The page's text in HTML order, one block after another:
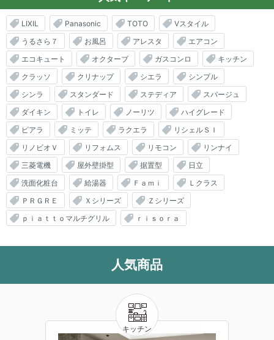
LIXIL Panasonic TOTO
Vスタイル
うるさら７
お風呂 アレスタ
エアコン
エコキュート
オクターブ ガスコンロ
キッチン
クラッソ
クリナップ シエラ
シンプル
シンラ
スタンダード ステディア
スパージュ
ダイキン
トイレ ノーリツ
ハイグレード
ピアラ
ミッテ ラクエラ
リシェルＳＩ
リノビオＶ
リフォムス リモコン
リンナイ
三菱電機
屋外壁掛型 据置型
日立
洗面化粧台
給湯器 Ｆａｍｉ
Ｌクラス
ＰＲＧＲＥ
Ｘシリーズ
Ｚシリーズ
ｐｉａｔｔｏマルチグリル
ｒｉｓｏｒａ
人気商品